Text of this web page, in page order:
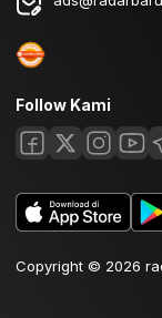
Follow Kami
Copyright © 2026